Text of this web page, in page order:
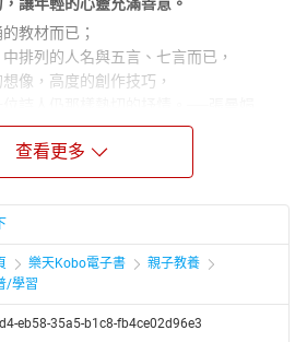
教材而已；
排列的人名與五言、七言而已，
像，高度的創作技巧，
情與奇遇
是爸爸中年失業，一家人搬到花蓮，
！因為英雄發現自己置身在一片荒涼的
「全唐朝最善良的男孩」小木，兩人
摯的友誼。同時，他還發現一間同樣名
經營客舍的女子似曾相識，這段大漠裡的
呢？
查看更多
樂天Kobo電子書
親子教養
/學習
eb58-35a5-b1c8-fb4ce02d96e3